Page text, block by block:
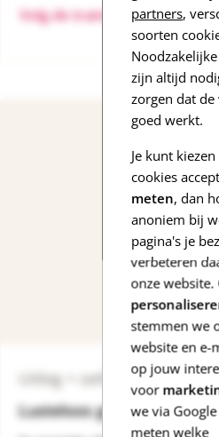
partners,
soorten
zijn altijd
zorgen dat de
goed werkt.
Je kunt
cookies
meten, dan
anoniem bij
pagina's je
verbeteren
onze website.
stemmen we
website en e-
op jouw
voor
we via
meten welke
Volg de training over agressie
Lusteloos gedrag
Uitleg + oefeningen